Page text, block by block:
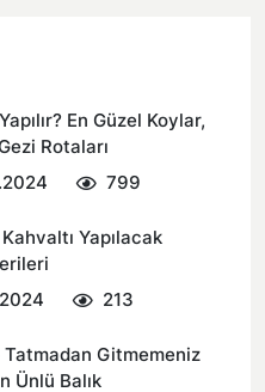
En Güzel Koylar,
Rotaları
799
Yapılacak
213
Tatmadan Gitmemeniz
Ünlü Balık